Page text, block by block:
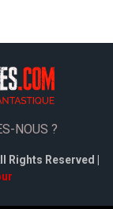
NOUS ?
Reserved |